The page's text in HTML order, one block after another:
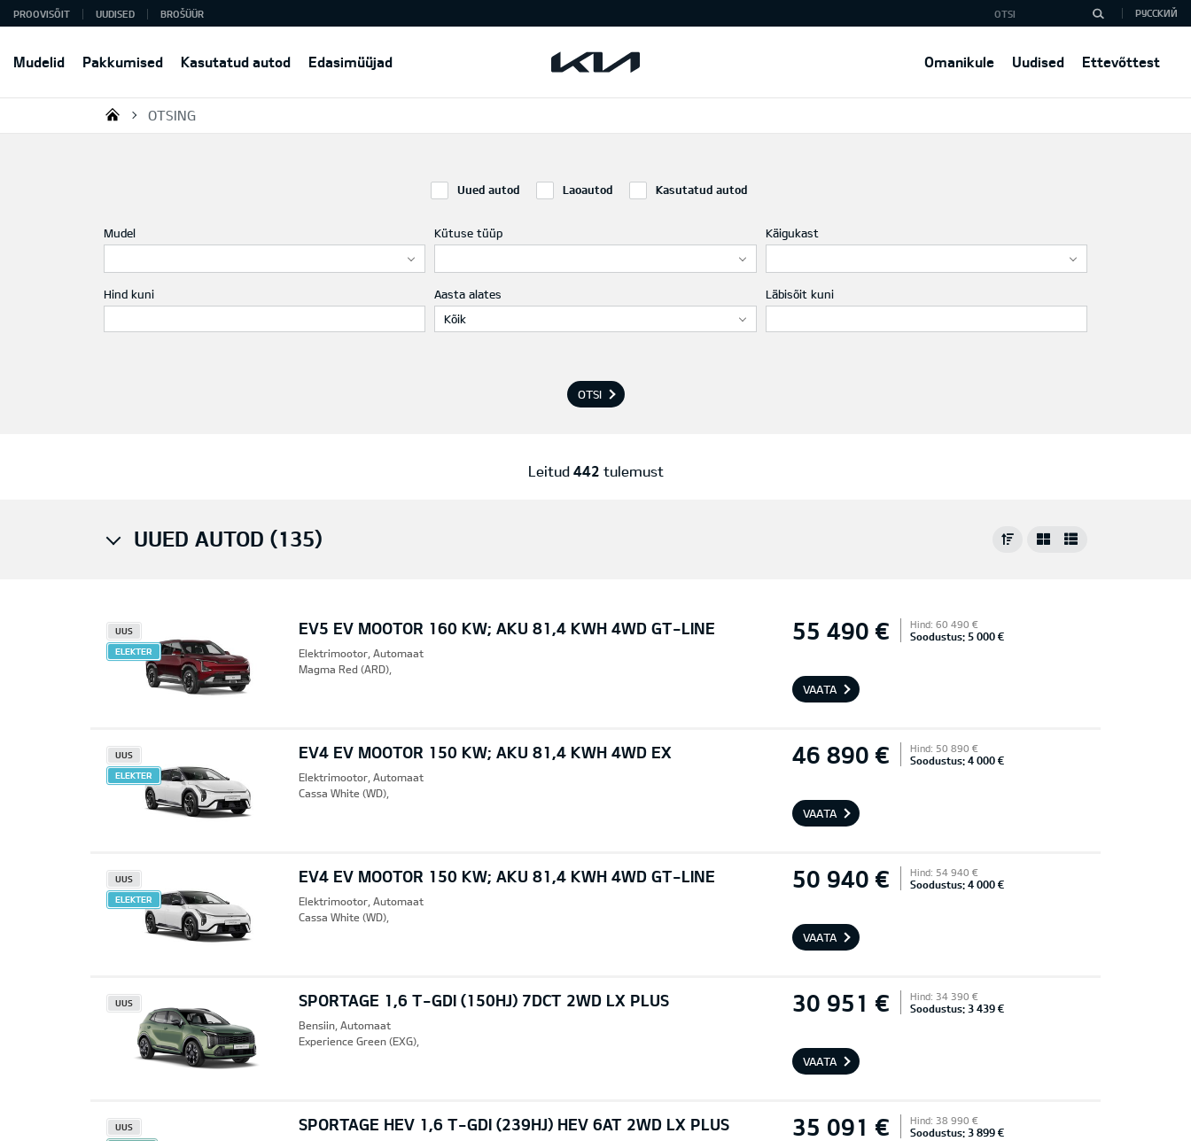
Mudelid Pakkumised Kasutatud autod Edasimüüjad Omanikule Uudised Ettevõttest
PROOVISÕIT UUDISED BROŠÜÜR РУССКИЙ
KIA AUTO AS
OTSING
Uued autod Laoautod Kasutatud autod
Mudel Kütuse tüüp Käigukast
Hind kuni
Aasta alates
Kõik
Läbisõit kuni
OTSI
Leitud 442 tulemust
UUED AUTOD (135)
EV5 EV MOOTOR 160 KW; AKU 81,4 KWH 4WD GT-LINE 55 490 € Hind: 60 490 €
Soodustus: 5 000 €
UUS
ELEKTER
Elektrimootor, Automaat
Magma Red (ARD),
VAATA
EV4 EV MOOTOR 150 KW; AKU 81,4 KWH 4WD EX 46 890 € Hind: 50 890 €
Soodustus: 4 000 €
UUS
ELEKTER
Elektrimootor, Automaat
Cassa White (WD),
VAATA
EV4 EV MOOTOR 150 KW; AKU 81,4 KWH 4WD GT-LINE 50 940 € Hind: 54 940 €
Soodustus: 4 000 €
UUS
ELEKTER
Elektrimootor, Automaat
Cassa White (WD),
VAATA
SPORTAGE 1,6 T-GDI (150HJ) 7DCT 2WD LX PLUS 30 951 € Hind: 34 390 €
Soodustus: 3 439 €
UUS
Bensiin, Automaat
Experience Green (EXG),
VAATA
SPORTAGE HEV 1,6 T-GDI (239HJ) HEV 6AT 2WD LX PLUS 35 091 € Hind: 38 990 €
Soodustus: 3 899 €
UUS